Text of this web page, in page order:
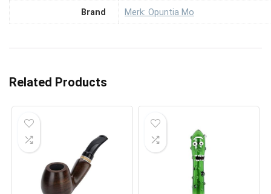
Brand Merk: Opuntia Mo
Related Products